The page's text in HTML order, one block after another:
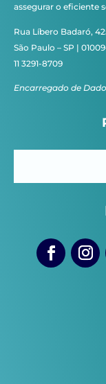
assegurar o eficiente
Rua Líbero Badaró,
São Paulo – SP |
11 3291-8709
Encarregado de